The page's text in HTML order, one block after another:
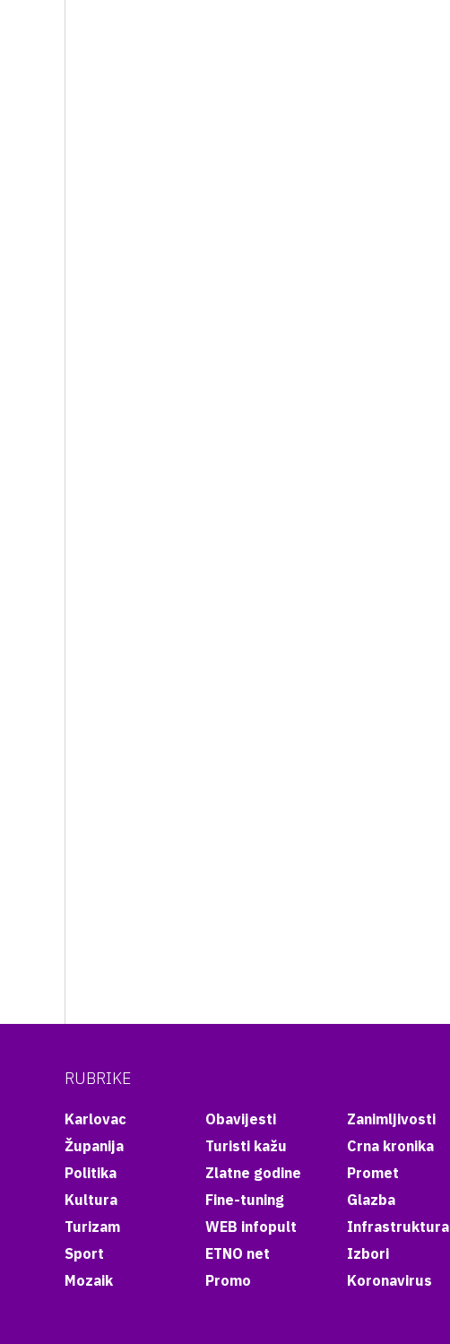
RUBRIKE
Karlovac
Županija
Politika
Kultura
Turizam
Sport
Mozaik
Obavijesti
Turisti kažu
Zlatne godine
Fine-tuning
WEB infopult
ETNO net
Promo
Zanimljivosti
Crna kronika
Promet
Glazba
Infrastruktura
Izbori
Koronavirus